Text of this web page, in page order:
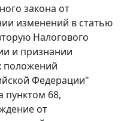
закона от
изменений в статью
Налогового
и признании
положений
Федерации"
пунктом 68,
от